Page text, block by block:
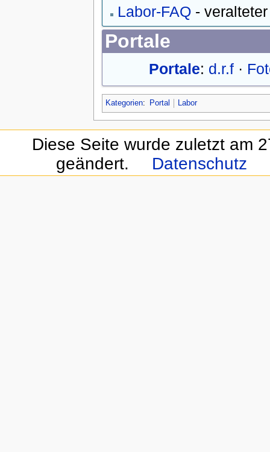
Labor-FAQ- veralteter
Portale
Portale: d.r.f ·
Kategorien: Portal Labor
Diese Seite wurde zuletzt am
geändert.
Datenschutz